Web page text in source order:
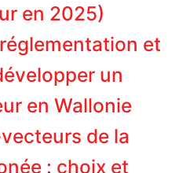
en 2025)
et
un
en Wallonie
de la
: choix et